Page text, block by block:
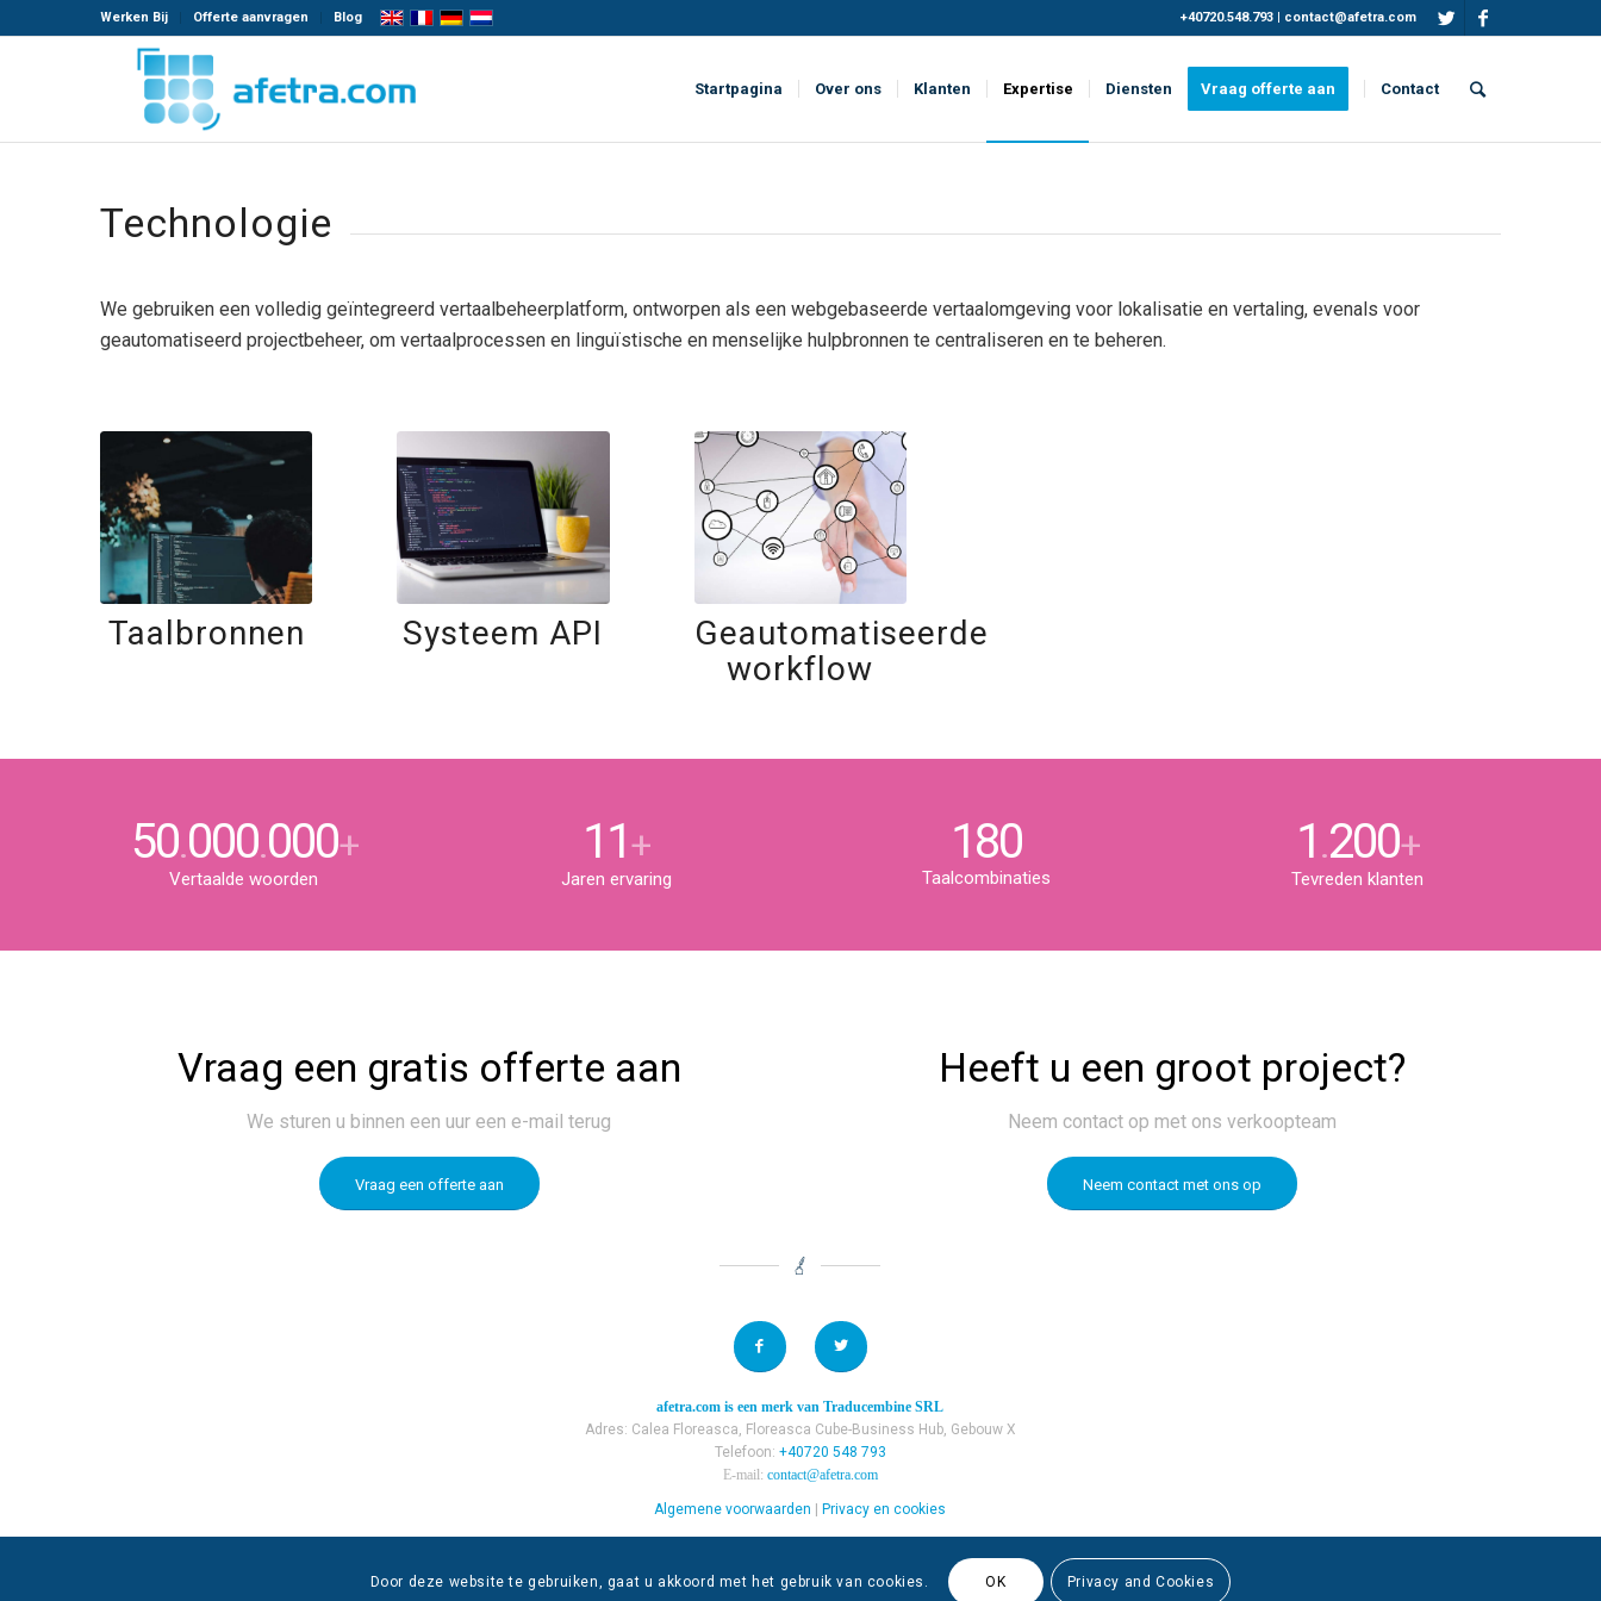
Werken Bij Offerte aanvragen Blog +40720.548.793 | contact@afetra.com
Startpagina Over ons Klanten Expertise Diensten Vraag offerte aan Contact
Technologie
We gebruiken een volledig geïntegreerd vertaalbeheerplatform, ontworpen als een webgebaseerde vertaalomgeving voor lokalisatie en vertaling, evenals voor
geautomatiseerd projectbeheer, om vertaalprocessen en linguïstische en menselijke hulpbronnen te centraliseren en te beheren.
Taalbronnen Systeem API
Geautomatiseerde
workflow
50.000.000+
Vertaalde woorden
11+
Jaren ervaring
180
Taalcombinaties
1.200+
Tevreden klanten
Vraag een gratis offerte aan
We sturen u binnen een uur een e-mail terug
Vraag een offerte aan
Heeft u een groot project?
Neem contact op met ons verkoopteam
Neem contact met ons op
afetra.com is een merk vanTraducembine SRL
Adres: Calea Floreasca, Floreasca Cube-Business Hub, Gebouw X
Telefoon: +40720 548 793
E-mail: contact@afetra.com
Algemene voorwaarden |Privacy en cookies
Door deze website te gebruiken, gaat u akkoord met het gebruik van cookies. OK Privacy and Cookies